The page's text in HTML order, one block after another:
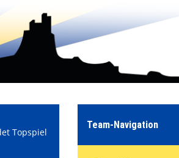
Teams
Topspiel
Team-Navigation